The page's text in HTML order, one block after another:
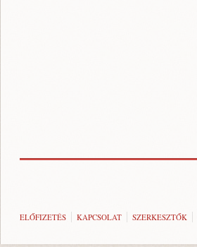
ELŐFIZETÉS KAPCSOLAT SZERKESZTŐK